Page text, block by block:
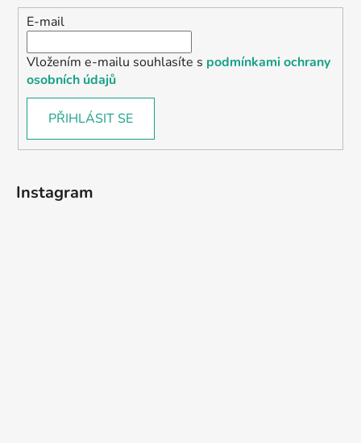
E-mail
Vložením e-mailu souhlasíte s podmínkami ochrany
osobních údajů
PŘIHLÁSIT SE
Instagram